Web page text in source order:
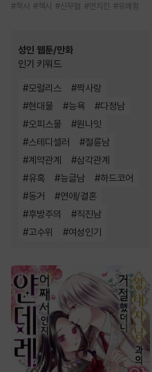
#학사 # 책사 #신무협 #먼치킨 #유쾌함
성인 웹툰/만화
인기 키워드
#모럴리스 #짝사랑
#현대물 #능욕 #다정남
#오피스물 #원나잇
#스테디셀러 #절륜남
#계약관계 #삼각관계
#유혹 #능글남 #하드코어
#동거 #연애/결혼
#후방주의 #직진남
#고수위 #여성인기